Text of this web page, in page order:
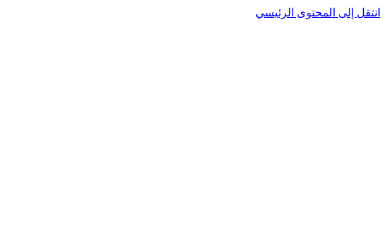
انتقل إلى المحتوى الرئيسي